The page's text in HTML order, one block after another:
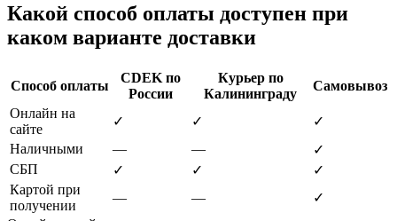
Какой способ оплаты доступен при
каком варианте доставки
Способ оплаты
CDEK по
России
Курьер по
Калининграду
Самовывоз
Онлайн на
сайте
✓ ✓
✓
Наличными
— —
✓
СБП
✓ ✓
✓
Картой при
получении
— —
✓